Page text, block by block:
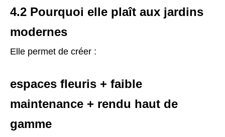
4.2 Pourquoi elle plaît aux jardins
modernes
Elle permet de créer :
espaces fleuris + faible
maintenance + rendu haut de
gamme